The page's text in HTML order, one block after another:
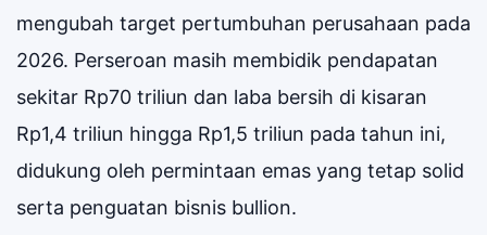
mengubah target pertumbuhan perusahaan pada
2026. Perseroan masih membidik pendapatan
sekitar Rp70 triliun dan laba bersih di kisaran
Rp1,4 triliun hingga Rp1,5 triliun pada tahun ini,
didukung oleh permintaan emas yang tetap solid
serta penguatan bisnis bullion.